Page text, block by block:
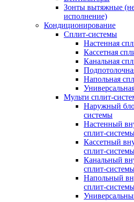
Зонты вытяжные
исполнение)
Кондиционирование
Сплит-системы
Настенная
Кассетная
Канальная
Напольная
Мульти сплит-
Наружный
системы
Настенный
сплит-
Кассетный
сплит-
Канальный
сплит-
Напольный
сплит-